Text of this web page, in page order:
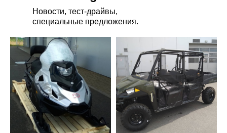
Новости, тест-драйвы,
специальные предложения.